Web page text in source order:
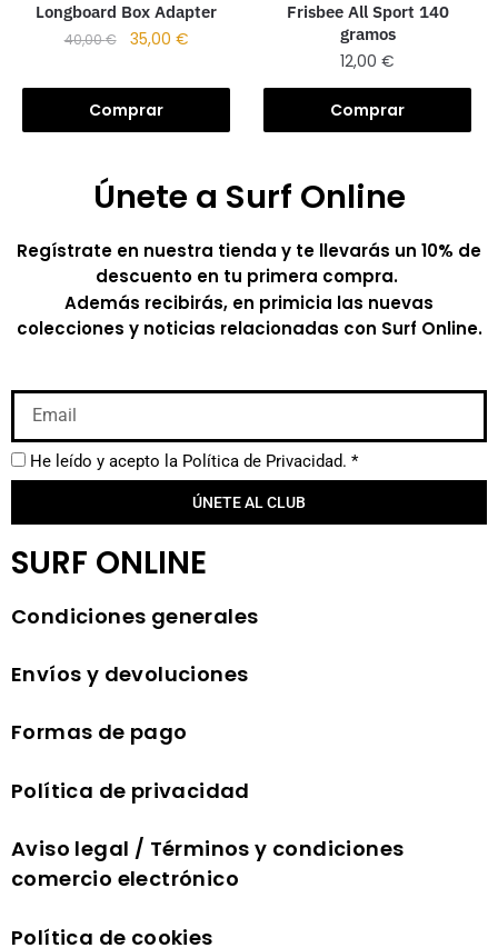
Longboard Box Adapter
40,00€ 35,00 €
Comprar
Frisbee All Sport 140
gramos
12,00€
Comprar
Únete a Surf Online
Regístrate en nuestra tienda y te llevarás un 10% de
descuento en tu primera compra.
Además recibirás, en primicia las nuevas
colecciones y noticias relacionadas con Surf Online.
He leído y acepto la Política de Privacidad. *
ÚNETE AL CLUB
SURF ONLINE
Condiciones generales
Envíos y devoluciones
Formas de pago
Política de privacidad
Aviso legal / Términos y condiciones
comercio electrónico
Política de cookies